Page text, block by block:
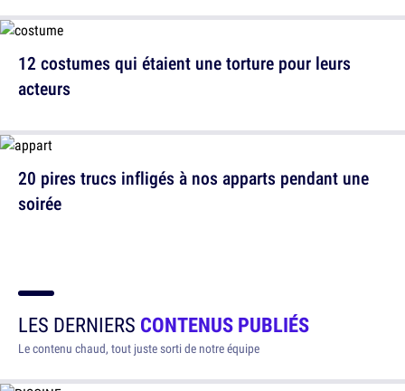
20 pires trucs infligés à nos apparts pendant une
soirée
12 costumes qui étaient une torture pour leurs
acteurs
LES DERNIERS CONTENUS PUBLIÉS
Le contenu chaud, tout juste sorti de notre équipe